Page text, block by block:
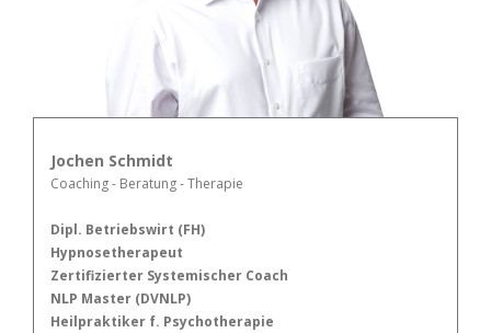
Jochen Schmidt
Coaching - Beratung - Therapie
Dipl. Betriebswirt (FH)
Hypnosetherapeut
Zertifizierter Systemischer Coach
NLP Master (DVNLP)
Heilpraktiker f. Psychotherapie